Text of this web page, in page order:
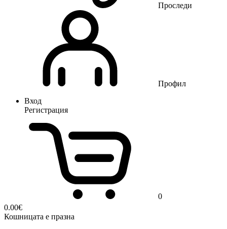
Проследи
Профил
Вход
Регистрация
0
0.00€
Кошницата е празна